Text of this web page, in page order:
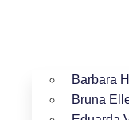
Barbara
Bruna